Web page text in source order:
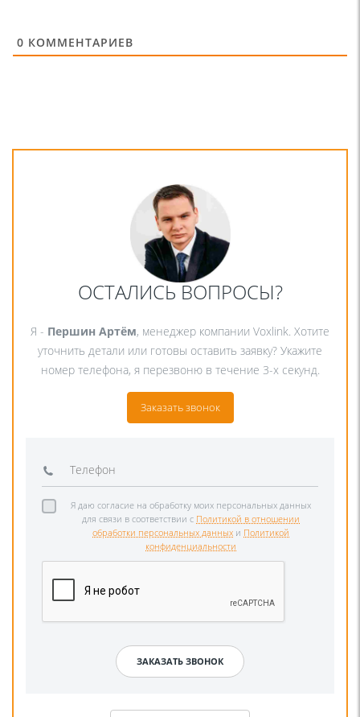
0 КОММЕНТАРИЕВ
ОСТАЛИСЬ ВОПРОСЫ?
Я - Першин Артём, менеджер компании Voxlink. Хотите
уточнить детали или готовы оставить заявку? Укажите
номер телефона, я перезвоню в течение 3-х секунд.
Заказать звонок
Я даю согласие на обработку моих персональных данных
для связи в соответствии с Политикой в отношении
обработки персональных данных и Политикой
конфиденциальности